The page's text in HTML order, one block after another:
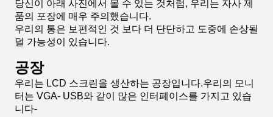
당신에게 배포자를 권할 것입니다
연락 정보. 우리는 텍사스와 플로리다에서 딜러들을 가지
고 있습니다.
제품 사용
당신이 미국으로부터 기계 또는 장비를 구입하면, WE는
어떻게 장비를 연결시키는지 비디오를 당신을 보여줄 것
입니다
부분. 당신이 신용에서 키를 사용하고 싶으면 신용 바깥쪽